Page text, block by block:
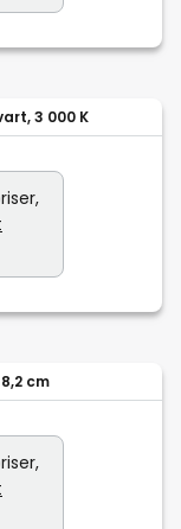
3 000 K
cm